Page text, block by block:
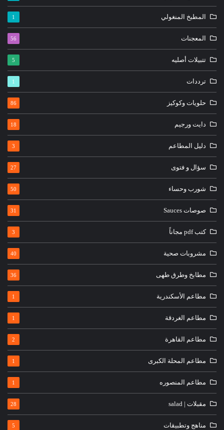
المطبخ المنغولي 1
المعجنات 56
تتبيلات أصليه 5
ترددات 1
حلويات وكوكيز 86
دايت ورجيم 18
دليل المطاعم 3
سؤال و فتوى 27
شورب وحساء 50
صوصات Sauces 31
كتب pdf مجاناً 3
مشروبات صحية 40
مطابخ وطرق طهى 36
مطاعم الأسكندرية 1
مطاعم الغردقة 1
مطاعم القاهرة 2
مطاعم المحلة الكبرى 1
مطاعم المنصوره 1
مقبلات | salad 28
مناهج وتطبيقات 5